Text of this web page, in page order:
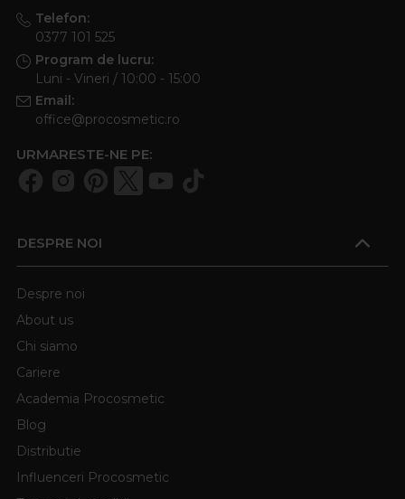
Telefon:
0377 101 525
Program de lucru:
Luni - Vineri / 10:00 - 15:00
Email:
office@procosmetic.ro
URMARESTE-NE PE:
DESPRE NOI
Despre noi
About us
Chi siamo
Cariere
Academia Procosmetic
Blog
Distributie
Influenceri Procosmetic